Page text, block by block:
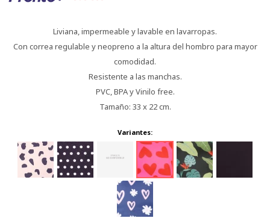
Liviana, impermeable y lavable en lavarropas.
Con correa regulable y neopreno a la altura del hombro para mayor
comodidad.
Resistente a las manchas.
PVC, BPA y Vinilo free.
Tamaño: 33 x 22 cm.
Variantes: